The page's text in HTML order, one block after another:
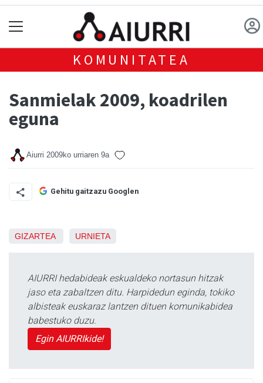
KOMUNITATEA
Sanmielak 2009, koadrilen
eguna
Aiurri 2009ko urriaren 9a
Gehitu gaitzazu Googlen
GIZARTEA URNIETA
AIURRI hedabideak eskualdeko nortasun hitzak
jaso eta zabaltzen ditu. Harpidedun eginda, tokiko
albisteak euskaraz lantzen dituen komunikabidea
babestuko duzu.
Egin AIURRIkide!